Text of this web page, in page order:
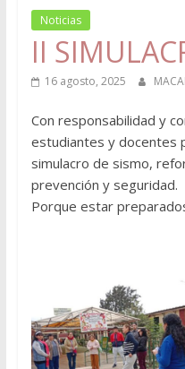
Noticias
II
16 agosto, 2025
Con responsabilidad y
estudiantes y docentes
simulacro de sismo,
prevención y seguridad.
Porque estar